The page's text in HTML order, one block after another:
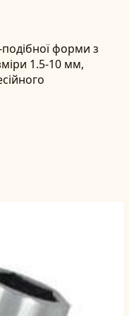
форми з
1.5-10 мм,